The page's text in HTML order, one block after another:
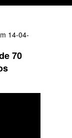
14-04-
70